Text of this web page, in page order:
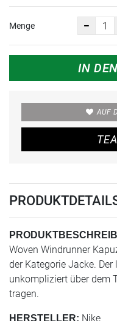
Menge
IN
AUF
Woven Windrunner
der Kategorie Jacke.
unkompliziert über dem
tragen.
HERSTELLER: Nike